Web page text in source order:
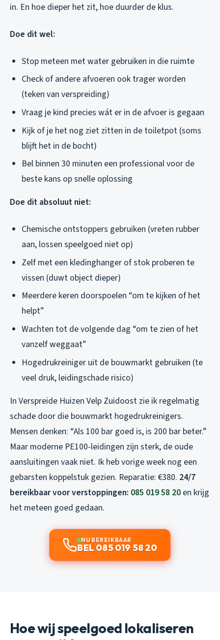
in. En hoe dieper het zit, hoe duurder de klus.
Doe dit wel:
Stop meteen met water gebruiken in die ruimte
Check of andere afvoeren ook trager worden
(teken van verspreiding)
Vraag je kind precies wát er in de afvoer is gegaan
Kijk of je het nog ziet zitten in de toiletpot (soms
blijft het in de bocht)
Bel binnen 30 minuten een professional voor de
beste kans op snelle oplossing
Doe dit absoluut niet:
Chemische ontstoppers gebruiken (vreten rubber
aan, lossen speelgoed niet op)
Zelf met een kledinghanger of stok proberen te
vissen (duwt object dieper)
Meerdere keren doorspoelen “om te kijken of het
helpt”
Wachten tot de volgende dag “om te zien of het
vanzelf weggaat”
Hogedrukreiniger uit de bouwmarkt gebruiken (te
veel druk, leidingschade risico)
In Verspreide Huizen Velp Zuidoost zie ik regelmatig
schade door die bouwmarkt hogedrukreinigers.
Mensen denken: “Als 100 bar goed is, is 200 bar beter.”
Maar moderne PE100-leidingen zijn sterk, de oude
aansluitingen vaak niet. Ik heb vorige week nog een
gebarsten koppelstuk gezien. Reparatie: €380. 24/7
bereikbaar voor verstoppingen: 085 019 58 20 en krijg
het meteen goed gedaan.
NU BEREIKBAAR
BEL 085 019 58 20
Hoe wij speelgoed lokaliseren